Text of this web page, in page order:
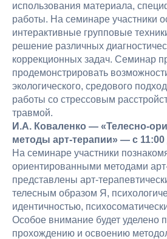
использования материала,
работы. На семинаре участники
интерактивные групповые
решение различных
коррекционных задач. Семинар
продемонстрировать
экологического, средового
работы со стрессовым
травмой.
И.А. Коваленко — «Телесно-
методы арт-терапии» — с 11:00
На семинаре участники
ориентированными методами
представлены арт-
телесным образом Я,
идентичностью,
Особое внимание будет уделено
прохождению и освоению